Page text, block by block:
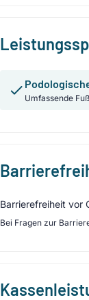
Umfassende
Barrierefreiheit vor
Bei Fragen zur